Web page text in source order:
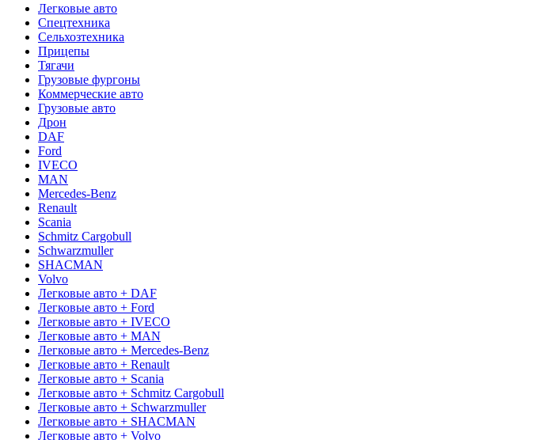
Легковые авто
Спецтехника
Сельхозтехника
Прицепы
Тягачи
Грузовые фургоны
Коммерческие авто
Грузовые авто
Дрон
DAF
Ford
IVECO
MAN
Mercedes-Benz
Renault
Scania
Schmitz Cargobull
Schwarzmuller
SHACMAN
Volvo
Легковые авто + DAF
Легковые авто + Ford
Легковые авто + IVECO
Легковые авто + MAN
Легковые авто + Mercedes-Benz
Легковые авто + Renault
Легковые авто + Scania
Легковые авто + Schmitz Cargobull
Легковые авто + Schwarzmuller
Легковые авто + SHACMAN
Легковые авто + Volvo